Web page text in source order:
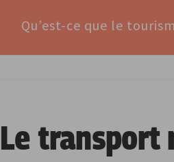
Qu’est-ce que le